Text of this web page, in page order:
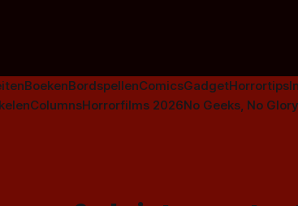
BoekenBordspellenComicsGadgetHorrortips
ColumnsHorrorfilms 2026No Geeks, No Glory